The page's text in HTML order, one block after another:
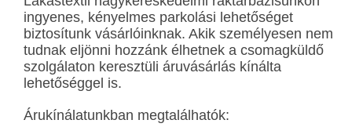
ingyenes, kényelmes parkolási lehetőséget
biztosítunk vásárlóinknak. Akik személyesen nem
tudnak eljönni hozzánk élhetnek a csomagküldő
szolgálaton keresztüli áruvásárlás kínálta
lehetőséggel is.
Árukínálatunkban megtalálhatók: